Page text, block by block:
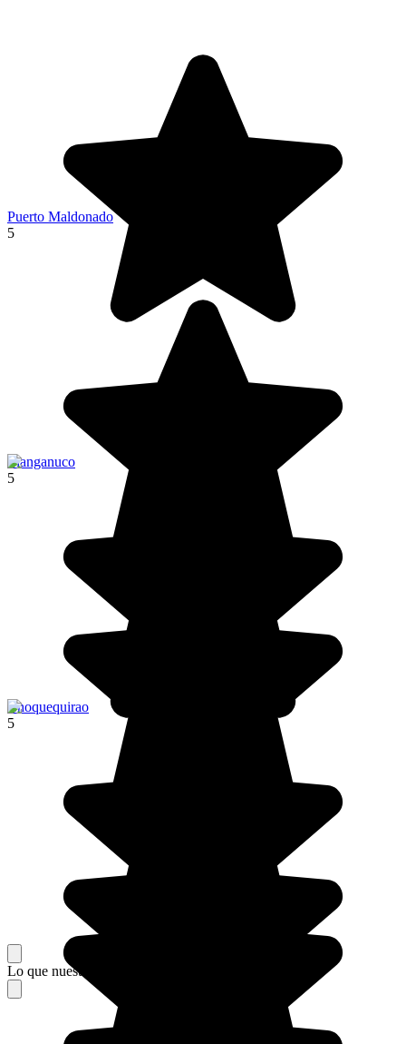
Puerto Maldonado
5
Llanganuco
5
Choquequirao
5
Lo que nuestros viajeros piensan de su estancia